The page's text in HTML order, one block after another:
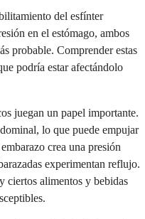
del esfínter
en el estómago, ambos
probable. Comprender estas
podría estar afectándolo
juegan un papel importante.
lo que puede empujar
crea una presión
experimentan reflujo.
ciertos alimentos y bebidas